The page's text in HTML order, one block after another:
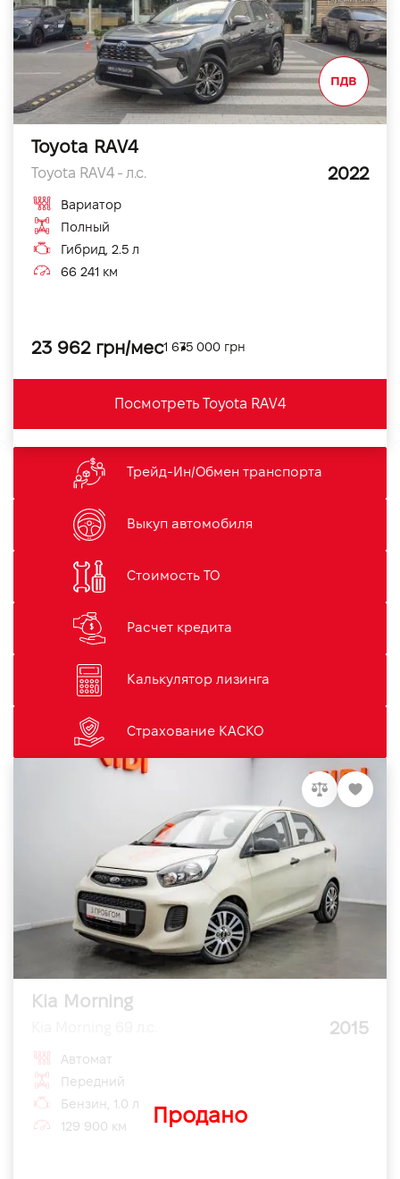
Toyota RAV4
Toyota RAV4 - л.с. 2022
Вариатор
Полный
Гибрид, 2.5 л
66 241 км
23 962 грн/мес1 675 000 грн
Посмотреть Toyota RAV4
Трейд-Ин/Обмен транспорта
Выкуп автомобиля
Стоимость ТО
Расчет кредита
Калькулятор лизинга
Страхование КАСКО
Kia Morning
2015
Продано
Автомат
Передний
Бензин, 1.0 л
129 900 км